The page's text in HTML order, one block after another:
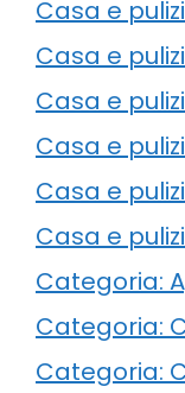
Casa e
Casa e
Casa e
Casa e
Casa e
Casa e
Categoria:
Categoria:
Categoria: